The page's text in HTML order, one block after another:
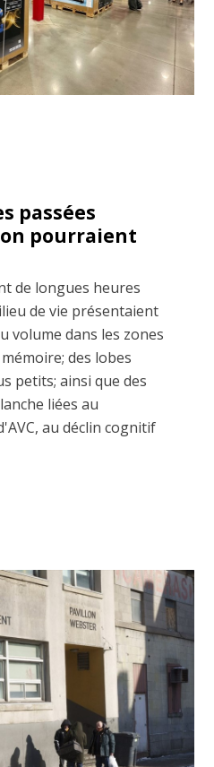
passées
pourraient
de longues heures
de vie présentaient
volume dans les zones
des lobes
petits; ainsi que des
liées au
au déclin cognitif